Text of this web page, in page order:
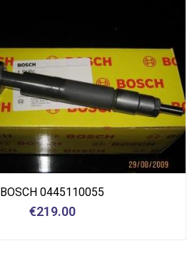
BOSCH 0445110055
€219.00